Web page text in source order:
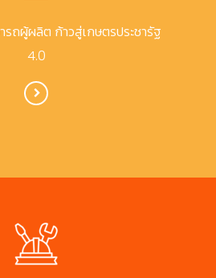
รถผู้ผลิต ก้าวสู่เกษตรประชารัฐ
4.0